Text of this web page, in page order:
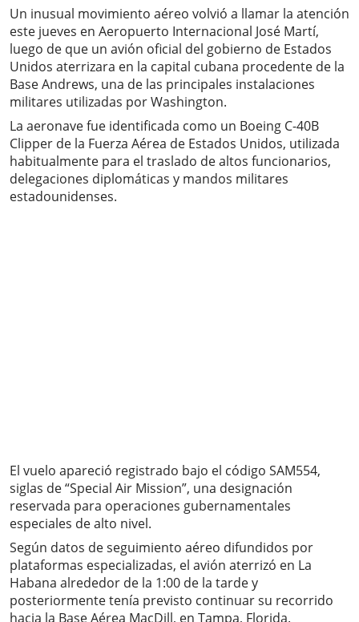
Un inusual movimiento aéreo volvió a llamar la atención
este jueves en Aeropuerto Internacional José Martí,
luego de que un avión oficial del gobierno de Estados
Unidos aterrizara en la capital cubana procedente de la
Base Andrews, una de las principales instalaciones
militares utilizadas por Washington.
La aeronave fue identificada como un Boeing C-40B
Clipper de la Fuerza Aérea de Estados Unidos, utilizada
habitualmente para el traslado de altos funcionarios,
delegaciones diplomáticas y mandos militares
estadounidenses.
El vuelo apareció registrado bajo el código SAM554,
siglas de “Special Air Mission”, una designación
reservada para operaciones gubernamentales
especiales de alto nivel.
Según datos de seguimiento aéreo difundidos por
plataformas especializadas, el avión aterrizó en La
Habana alrededor de la 1:00 de la tarde y
posteriormente tenía previsto continuar su recorrido
hacia la Base Aérea MacDill, en Tampa, Florida.